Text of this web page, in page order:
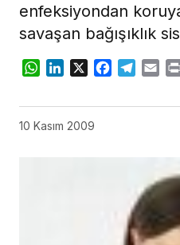
enfeksiyondan
savaşan bağışıklık
WhatsApp
LinkedIn
X Facebook
10 Kasım 2009